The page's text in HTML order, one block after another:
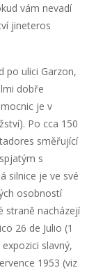
vám nevadí
jineteros
po ulici Garzon,
dobře
je v
Po cca 150
směřující
s
silnice je ve své
osobností
straně nacházejí
26 de Julio (1
slavný,
1953 (viz